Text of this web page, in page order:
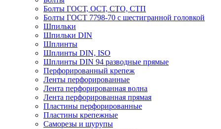
Болты ГОСТ, ОСТ, СТО, СТП
Болты ГОСТ 7798-70 с шестигранной головкой
Шпильки
Шпильки DIN
Шплинты
Шплинты DIN, ISO
Шплинты DIN 94 разводные прямые
Перфорированный крепеж
Ленты перфорированные
Лента перфорированная волна
Лента перфорированная прямая
Пластины перфорированные
Пластины крепежные
Саморезы и шурупы